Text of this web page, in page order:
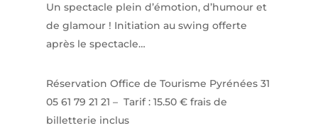
Un spectacle plein d’émotion, d’humour et
de glamour ! Initiation au swing offerte
après le spectacle…
Réservation Office de Tourisme Pyrénées 31
05 61 79 21 21 – Tarif : 15.50 € frais de
billetterie inclus